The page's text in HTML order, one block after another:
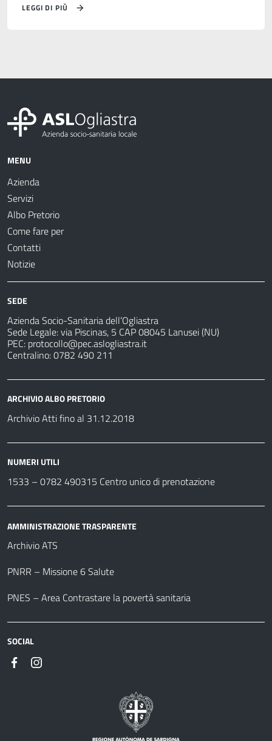
LEGGI DI PIÙ
MENU
Azienda
Servizi
Albo Pretorio
Come fare per
Contatti
Notizie
SEDE
Azienda Socio-Sanitaria dell’Ogliastra
Sede Legale: via Piscinas, 5 CAP 08045 Lanusei (NU)
PEC: protocollo@pec.aslogliastra.it
Centralino: 0782 490 211
ARCHIVIO ALBO PRETORIO
Archivio Atti fino al 31.12.2018
NUMERI UTILI
1533 – 0782 490315 Centro unico di prenotazione
AMMINISTRAZIONE TRASPARENTE
Archivio ATS
PNRR – Missione 6 Salute
PNES – Area Contrastare la povertà sanitaria
SOCIAL